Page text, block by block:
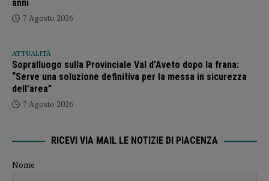
anni
7 Agosto 2026
ATTUALITÀ
Sopralluogo sulla Provinciale Val d’Aveto dopo la frana:
“Serve una soluzione definitiva per la messa in sicurezza
dell’area”
7 Agosto 2026
RICEVI VIA MAIL LE NOTIZIE DI PIACENZA
Nome